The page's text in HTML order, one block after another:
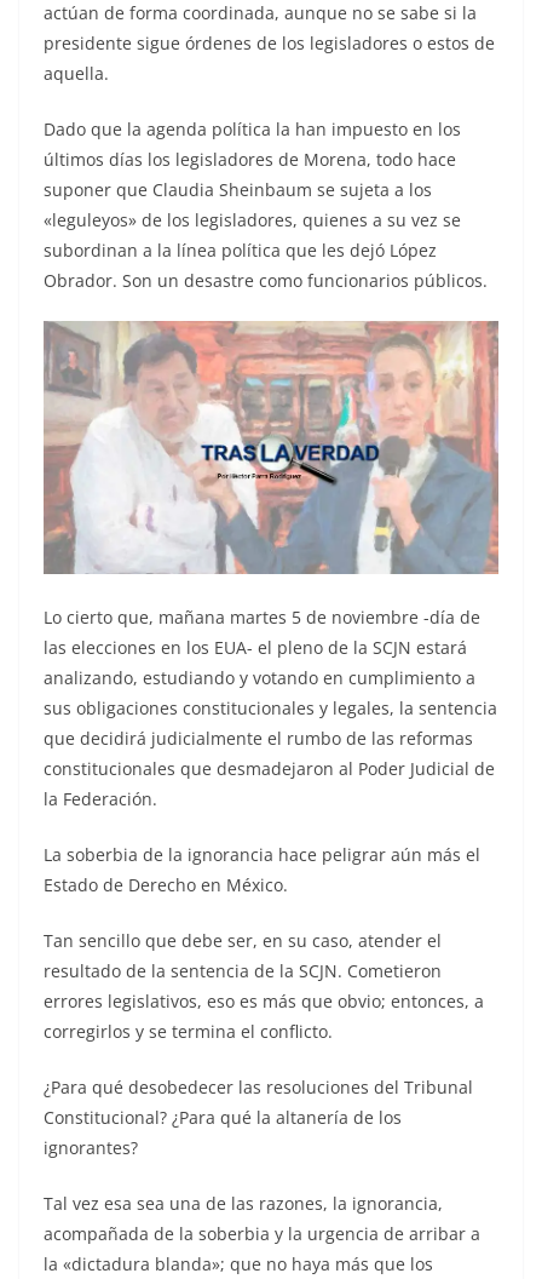
actúan de forma coordinada, aunque no se sabe si la
presidente sigue órdenes de los legisladores o estos de
aquella.
Dado que la agenda política la han impuesto en los
últimos días los legisladores de Morena, todo hace
suponer que Claudia Sheinbaum se sujeta a los
«leguleyos» de los legisladores, quienes a su vez se
subordinan a la línea política que les dejó López
Obrador. Son un desastre como funcionarios públicos.
Lo cierto que, mañana martes 5 de noviembre -día de
las elecciones en los EUA- el pleno de la SCJN estará
analizando, estudiando y votando en cumplimiento a
sus obligaciones constitucionales y legales, la sentencia
que decidirá judicialmente el rumbo de las reformas
constitucionales que desmadejaron al Poder Judicial de
la Federación.
La soberbia de la ignorancia hace peligrar aún más el
Estado de Derecho en México.
Tan sencillo que debe ser, en su caso, atender el
resultado de la sentencia de la SCJN. Cometieron
errores legislativos, eso es más que obvio; entonces, a
corregirlos y se termina el conflicto.
¿Para qué desobedecer las resoluciones del Tribunal
Constitucional? ¿Para qué la altanería de los
ignorantes?
Tal vez esa sea una de las razones, la ignorancia,
acompañada de la soberbia y la urgencia de arribar a
la «dictadura blanda»; que no haya más que los